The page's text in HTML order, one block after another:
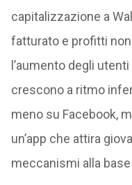
capitalizzazione a
fatturato e profitti non
l’aumento degli
crescono a ritmo
meno su Facebook,
un’app che attira
meccanismi alla